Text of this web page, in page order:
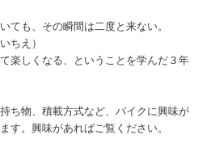
ても、その瞬間は二度と来ない。
ちえ）
楽しくなる、ということを学んだ３年
ち物、積載方式など、バイクに興味が
す。興味があればご覧ください。